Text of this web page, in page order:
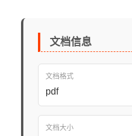
文档信息
文档格式
pdf
文档大小